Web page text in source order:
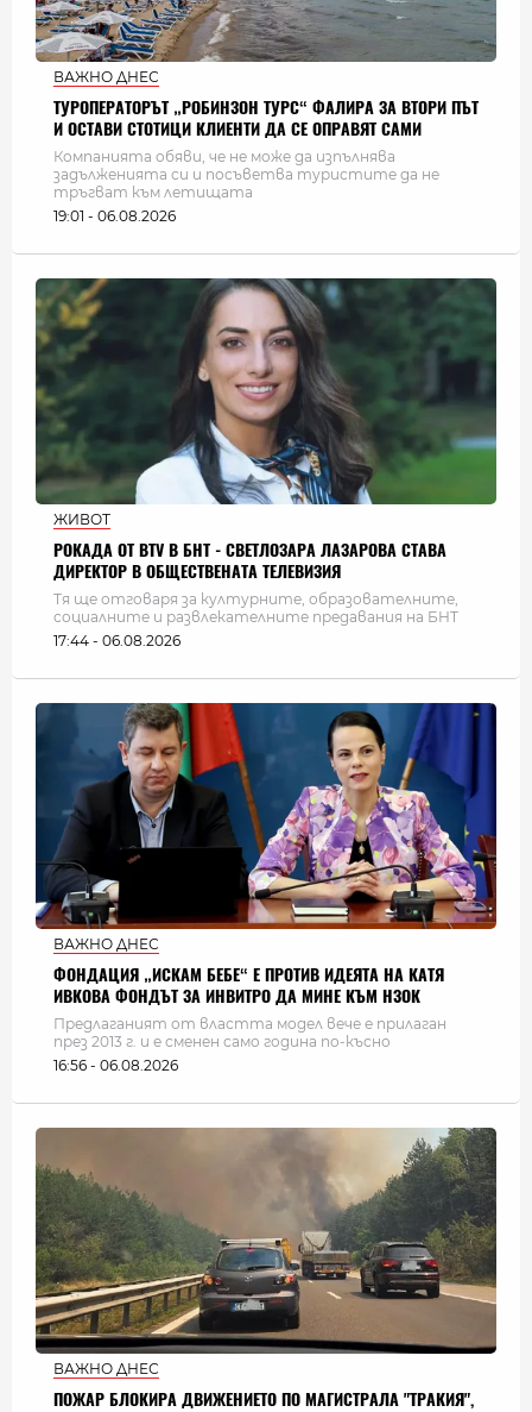
ВАЖНО ДНЕС
ТУРОПЕРАТОРЪТ „РОБИНЗОН ТУРС“ ФАЛИРА ЗА ВТОРИ ПЪТ
И ОСТАВИ СТОТИЦИ КЛИЕНТИ ДА СЕ ОПРАВЯТ САМИ
Компанията обяви, че не може да изпълнява
задълженията си и посъветва туристите да не
тръгват към летищата
19:01 - 06.08.2026
ЖИВОТ
РОКАДА ОТ BTV В БНТ - СВЕТЛОЗАРА ЛАЗАРОВА СТАВА
ДИРЕКТОР В ОБЩЕСТВЕНАТА ТЕЛЕВИЗИЯ
Тя ще отговаря за културните, образователните,
социалните и развлекателните предавания на БНТ
17:44 - 06.08.2026
ВАЖНО ДНЕС
ФОНДАЦИЯ „ИСКАМ БЕБЕ“ Е ПРОТИВ ИДЕЯТА НА КАТЯ
ИВКОВА ФОНДЪТ ЗА ИНВИТРО ДА МИНЕ КЪМ НЗОК
Предлаганият от властта модел вече е прилаган
през 2013 г. и е сменен само година по-късно
16:56 - 06.08.2026
ВАЖНО ДНЕС
ПОЖАР БЛОКИРА ДВИЖЕНИЕТО ПО МАГИСТРАЛА "ТРАКИЯ",